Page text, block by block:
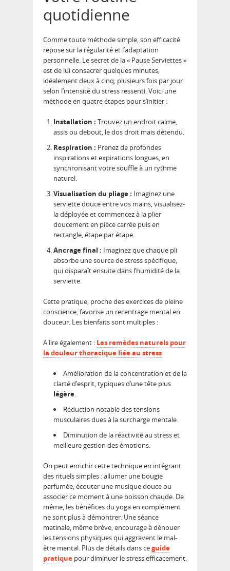
quotidienne
Comme toute méthode simple, son efficacité
repose sur la régularité et l’adaptation
personnelle. Le secret de la « Pause Serviettes »
est de lui consacrer quelques minutes,
idéalement deux à cinq, plusieurs fois par jour
selon l’intensité du stress ressenti. Voici une
méthode en quatre étapes pour s’initier :
Installation : Trouvez un endroit calme,
assis ou debout, le dos droit mais détendu.
Respiration : Prenez de profondes
inspirations et expirations longues, en
synchronisant votre souffle à un rythme
naturel.
Visualisation du pliage : Imaginez une
serviette douce entre vos mains, visualisez-
la déployée et commencez à la plier
doucement en pièce carrée puis en
rectangle, étape par étape.
Ancrage final : Imaginez que chaque pli
absorbe une source de stress spécifique,
qui disparaît ensuite dans l’humidité de la
serviette.
Cette pratique, proche des exercices de pleine
conscience, favorise un recentrage mental en
douceur. Les bienfaits sont multiples :
A lire également : Les remèdes naturels pour
la douleur thoracique liée au stress
Amélioration de la concentration et de la
clarté d’esprit, typiques d’une tête plus
légère
Réduction notable des tensions
musculaires dues à la surcharge mentale.
Diminution de la réactivité au stress et
meilleure gestion des émotions.
On peut enrichir cette technique en intégrant
des rituels simples : allumer une bougie
parfumée, écouter une musique douce ou
associer ce moment à une boisson chaude. De
même, les bénéfices du yoga en complément
ne sont plus à démontrer. Une séance
matinale, même brève, encourage à dénouer
les tensions physiques qui aggravent le mal-
être mental. Plus de détails dans ceguide
pratique pour diminuer le stress efficacement.